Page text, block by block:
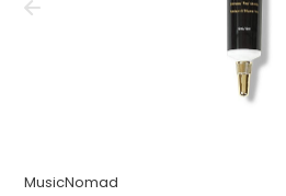
MusicNomad